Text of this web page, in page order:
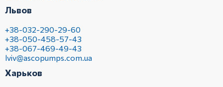
Львов
+38-032-290-29-60
+38-050-458-57-43
+38-067-469-49-43
lviv@ascopumps.com.ua
Харьков